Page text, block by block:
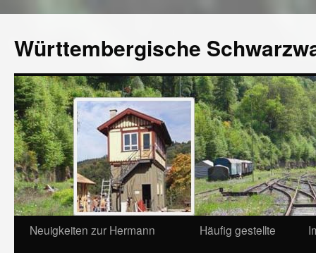
Württembergische
Neuigkeiten zur Hermann
Häufig gestellte